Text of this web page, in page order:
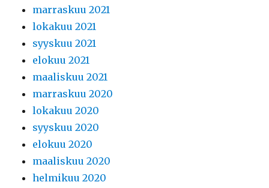
marraskuu 2021
lokakuu 2021
syyskuu 2021
elokuu 2021
maaliskuu 2021
marraskuu 2020
lokakuu 2020
syyskuu 2020
elokuu 2020
maaliskuu 2020
helmikuu 2020